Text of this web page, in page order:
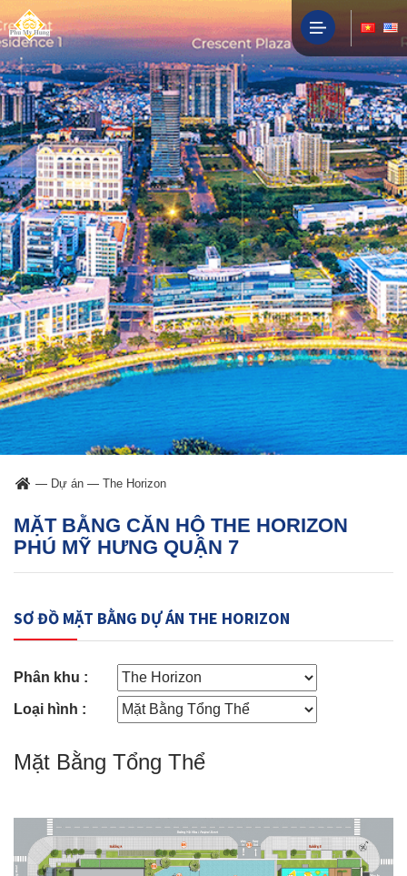
— Dự án — The Horizon
MẶT BẰNG CĂN HỘ THE HORIZON
PHÚ MỸ HƯNG QUẬN 7
SƠ ĐỒ MẶT BẰNG DỰ ÁN THE HORIZON
Phân khu :
Loại hình :
Mặt Bằng Tổng Thể